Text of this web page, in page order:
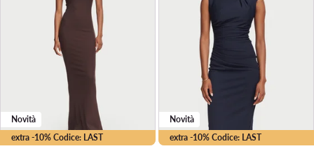
extra -10% Codice: LAST
Novità
extra -10% Codice: LAST
Novità